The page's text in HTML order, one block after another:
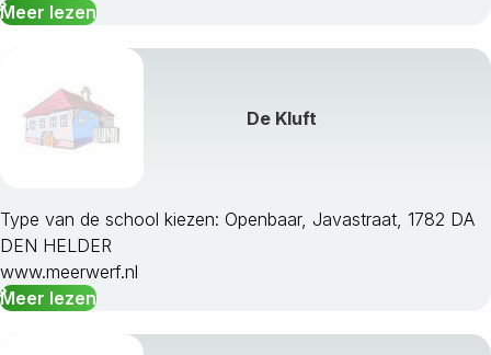
Meer lezen
De Kluft
Type van de school kiezen: Openbaar, Javastraat, 1782 DA
DEN HELDER
www.meerwerf.nl
Meer lezen